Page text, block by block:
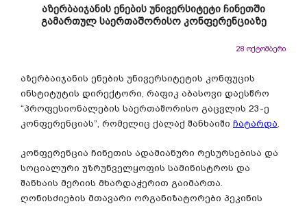
აზერბაიჯანის ენების უნივერსიტეტი ჩინეთში
გამართულ საერთაშორისო კონფერენციაზე
28 ოქტომბერი
აზერბაიჯანის ენების უნივერსიტეტის კონფუცის
ინსტიტუტის დირექტორი, რაფიკ აბასოვი დაესწრო
“პროფესიონალების საერთაშორისო გაცვლის 23-ე
კონფერენციას”, რომელიც ქალაქ შანხაიში ჩატარდა
კონფერენცია ჩინეთის ადამიანური რესურსებისა და
სოციალური უზრუნველყოფის სამინისტროს და
შანხაის მერიის მხარდაჭერით გაიმართა.
ღონისძიების მთავარი ორგანიზატორები პეკინის